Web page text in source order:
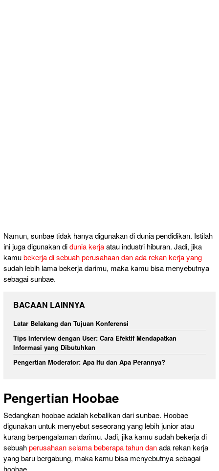
Namun, sunbae tidak hanya digunakan di dunia pendidikan. Istilah
ini juga digunakan didunia kerjaatau industri hiburan. Jadi, jika
kamubekerja di sebuah perusahaan dan ada rekan kerja yang
sudah lebih lama bekerja darimu, maka kamu bisa menyebutnya
sebagai sunbae.
BACAAN LAINNYA
Latar Belakang dan Tujuan Konferensi
Tips Interview dengan User: Cara Efektif Mendapatkan
Informasi yang Dibutuhkan
Pengertian Moderator: Apa Itu dan Apa Perannya?
Pengertian Hoobae
Sedangkan hoobae adalah kebalikan dari sunbae. Hoobae
digunakan untuk menyebut seseorang yang lebih junior atau
kurang berpengalaman darimu. Jadi, jika kamu sudah bekerja di
sebuahperusahaan selama beberapa tahun danada rekan kerja
yang baru bergabung, maka kamu bisa menyebutnya sebagai
hoobae.